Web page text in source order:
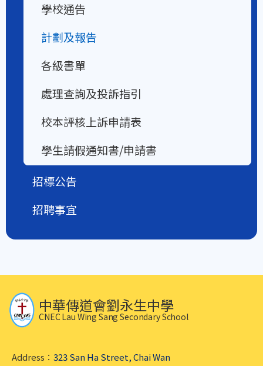
學校通告
計劃及報告
各級書單
處理查詢及投訴指引
校本評核上訴申請表
學生請假通知書/申請書
招標公告
招聘事宜
中華傳道會劉永生中學
CNEC Lau Wing Sang Secondary School
Address： 323 San Ha Street, Chai Wan